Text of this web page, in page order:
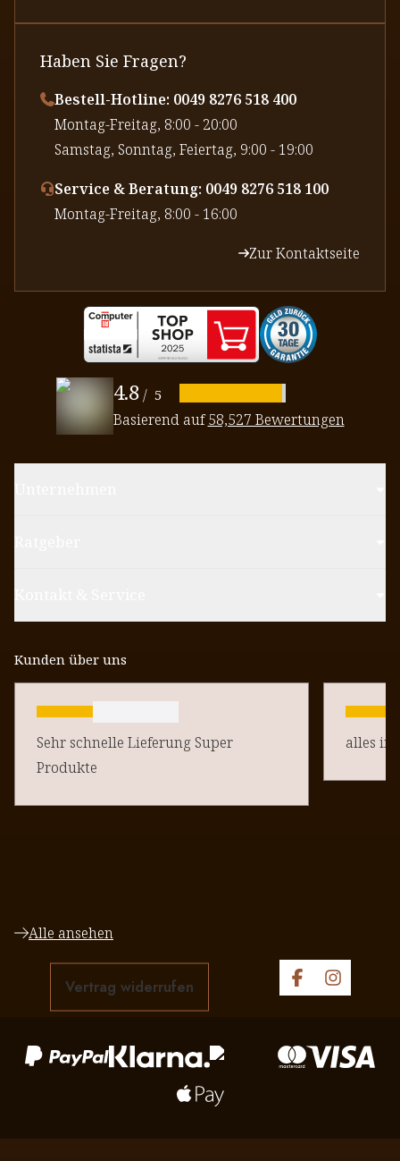
Haben Sie Fragen?
Bestell-Hotline: 0049 8276 518 400
⁠Montag-Freitag, 8:00 - 20:00
⁠Samstag, Sonntag, Feiertag, 9:00 - 19:00
Service & Beratung: 0049 8276 518 100
⁠Montag-Freitag, 8:00 - 16:00
Zur Kontaktseite
4.8 / 5
Basierend auf58,527 Bewertungen
Kunden über uns
Sehr schnelle Lieferung Super
Produkte
alles in
Alle ansehen
Vertrag widerrufen